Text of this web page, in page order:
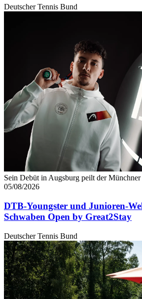
Deutscher Tennis Bund
Sein Debüt in Augsburg peilt der
05/08/2026
DTB-Youngster und Junioren-
Schwaben Open by Great2Stay
Deutscher Tennis Bund